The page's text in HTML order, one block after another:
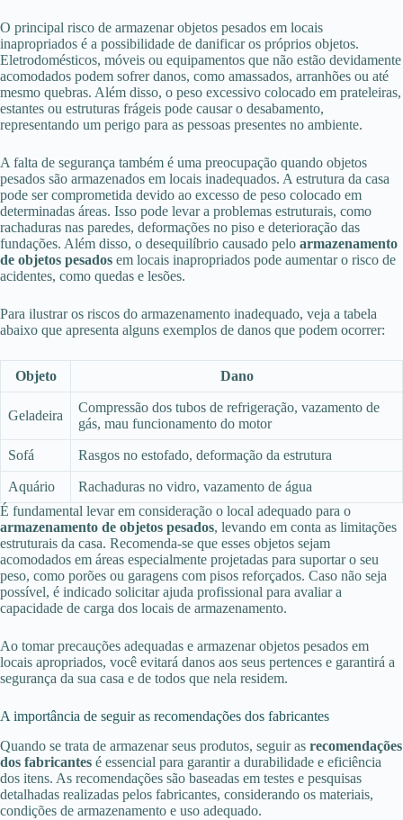
O principal risco de armazenar objetos pesados em locais
inapropriados é a possibilidade de danificar os próprios objetos.
Eletrodomésticos, móveis ou equipamentos que não estão devidamente
acomodados podem sofrer danos, como amassados, arranhões ou até
mesmo quebras. Além disso, o peso excessivo colocado em prateleiras,
estantes ou estruturas frágeis pode causar o desabamento,
representando um perigo para as pessoas presentes no ambiente.
A falta de segurança também é uma preocupação quando objetos
pesados são armazenados em locais inadequados. A estrutura da casa
pode ser comprometida devido ao excesso de peso colocado em
determinadas áreas. Isso pode levar a problemas estruturais, como
rachaduras nas paredes, deformações no piso e deterioração das
fundações. Além disso, o desequilíbrio causado pelo armazenamento
de objetos pesados em locais inapropriados pode aumentar o risco de
acidentes, como quedas e lesões.
Para ilustrar os riscos do armazenamento inadequado, veja a tabela
abaixo que apresenta alguns exemplos de danos que podem ocorrer:
Objeto Dano
Geladeira
Compressão dos tubos de refrigeração, vazamento de
gás, mau funcionamento do motor
Sofá Rasgos no estofado, deformação da estrutura
Aquário
Rachaduras no vidro, vazamento de água
É fundamental levar em consideração o local adequado para o
armazenamento de objetos pesados, levando em conta as limitações
estruturais da casa. Recomenda-se que esses objetos sejam
acomodados em áreas especialmente projetadas para suportar o seu
peso, como porões ou garagens com pisos reforçados. Caso não seja
possível, é indicado solicitar ajuda profissional para avaliar a
capacidade de carga dos locais de armazenamento.
Ao tomar precauções adequadas e armazenar objetos pesados em
locais apropriados, você evitará danos aos seus pertences e garantirá a
segurança da sua casa e de todos que nela residem.
A importância de seguir as recomendações dos fabricantes
Quando se trata de armazenar seus produtos, seguir as recomendações
dos fabricantes é essencial para garantir a durabilidade e eficiência
dos itens. As recomendações são baseadas em testes e pesquisas
detalhadas realizadas pelos fabricantes, considerando os materiais,
condições de armazenamento e uso adequado.